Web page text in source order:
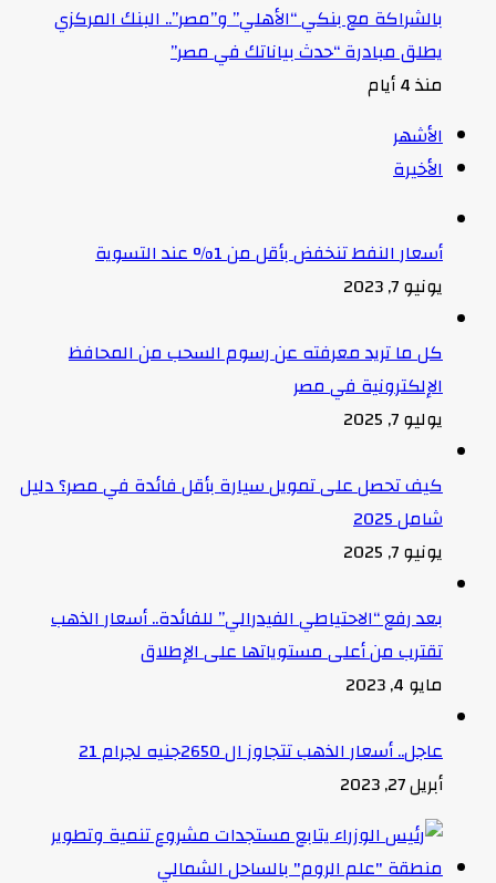
بالشراكة مع بنكي “الأهلي” و”مصر”.. البنك المركزي
يطلق مبادرة “حدث بياناتك في مصر”
منذ 4 أيام
الأشهر
الأخيرة
أسعار النفط تنخفض بأقل من 1% عند التسوية
يونيو 7, 2023
كل ما تريد معرفته عن رسوم السحب من المحافظ
الإلكترونية في مصر
يوليو 7, 2025
كيف تحصل على تمويل سيارة بأقل فائدة في مصر؟ دليل
شامل 2025
يونيو 7, 2025
بعد رفع “الاحتياطي الفيدرالي” للفائدة.. أسعار الذهب
تقترب من أعلى مستوياتها على الإطلاق
مايو 4, 2023
عاجل.. أسعار الذهب تتجاوز ال 2650جنيه لجرام 21
أبريل 27, 2023